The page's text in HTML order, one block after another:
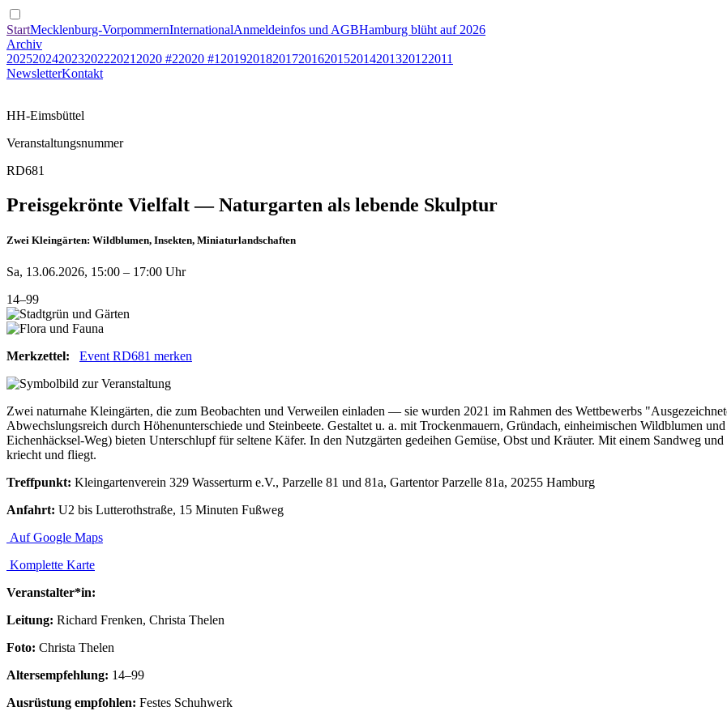
StartMecklenburg-VorpommernInternationalAnmeldeinfos und AGBHamburg blüht auf 2026
Archiv
20252024202320222021 2020 #22020 #1 201920182017201620152014201320122011
NewsletterKontakt
HH-Eimsbüttel
Veranstaltungsnummer
RD681
Preisgekrönte Vielfalt — Naturgarten als lebende Skulptur
Zwei Kleingärten: Wildblumen, Insekten, Miniaturlandschaften
Sa, 13.06.2026, 15:00 – 17:00 Uhr
14–99
Merkzettel: Event RD681 merken
Zwei naturnahe Kleingärten, die zum Beobachten und Verweilen einladen — sie wurden 2021 im Rahmen des Wettbewerbs
Abwechslungsreich durch Höhenunterschiede und Steinbeete. Gestaltet u. a. mit Trockenmauern, Gründach, einheimischen Wildblumen
Eichenhäcksel-Weg) bieten Unterschlupf für seltene Käfer. In den Nutzgärten gedeihen Gemüse, Obst und Kräuter. Mit einem Sandweg
kriecht und fliegt.
Treffpunkt: Kleingartenverein 329 Wasserturm e.V., Parzelle 81 und 81a, Gartentor Parzelle 81a, 20255 Hamburg
Anfahrt: U2 bis Lutterothstraße, 15 Minuten Fußweg
Auf Google Maps
Komplette Karte
Veranstalter*in:
Leitung: Richard Frenken, Christa Thelen
Foto: Christa Thelen
Altersempfehlung: 14–99
Ausrüstung empfohlen: Festes Schuhwerk